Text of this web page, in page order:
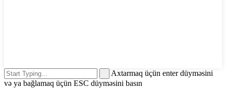
Axtarmaq üçün enter düyməsini
və ya bağlamaq üçün ESC düyməsini basın